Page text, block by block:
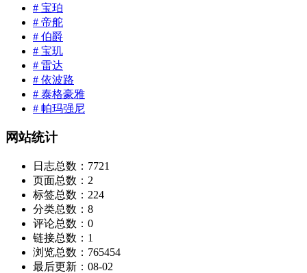
# 宝珀
# 帝舵
# 伯爵
# 宝玑
# 雷达
# 依波路
# 泰格豪雅
# 帕玛强尼
网站统计
日志总数： 7721
页面总数： 2
标签总数： 224
分类总数： 8
评论总数： 0
链接总数： 1
浏览总数： 765454
最后更新： 08-02